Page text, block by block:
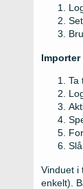
Ta
Vinduet i
enkelt).